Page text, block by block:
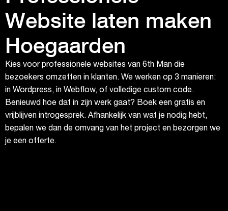
Website laten maken
Hoegaarden
Kies voor professionele websites van 6th Man die
bezoekers omzetten in klanten. We werken op 3 manieren:
in Wordpress, in Webflow, of volledige custom code.
Benieuwd hoe dat in zijn werk gaat? Boek een gratis en
vrijblijven introgesprek. Afhankelijk van wat je nodig hebt,
bepalen we dan de omvang van het project en bezorgen we
je een offerte.